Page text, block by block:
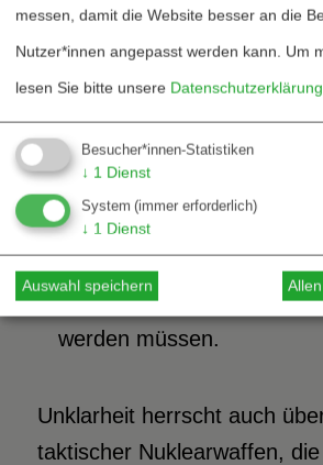
Russische Sprengköpfe
technischen Gründen eine
von etwa 10-15 Jahren –
amerikanische von etwa
und Russland verfügt nicht
Mittel, ebenso viele
vor allem Trägersysteme
nachzuproduzieren wie
Überalterung außer Dienst
werden müssen.
Unklarheit herrscht auch
taktischer Nuklearwaffen,
messen, damit die Website besser an die
Nutzer*innen angepasst werden kann. Um
lesen Sie bitte unsere Datenschutzerklärung
Besucher*innen-Statistiken
↓ 1 Dienst
System (immer erforderlich)
↓ 1 Dienst
Auswahl speichern